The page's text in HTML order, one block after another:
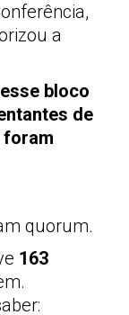
a
bloco
de
foram
quorum.
163